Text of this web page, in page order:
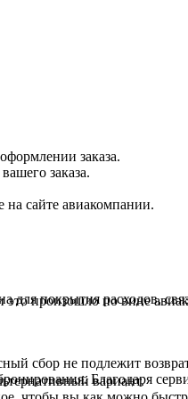
заказа.
заказа.
сайте авиакомпании.
произошло по вине
вариант.
для покрытия расходов,
сбор не подлежит
Благодаря